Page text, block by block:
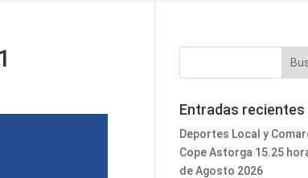
Entradas recientes
Deportes Local y
Cope Astorga 15.25
de Agosto 2026